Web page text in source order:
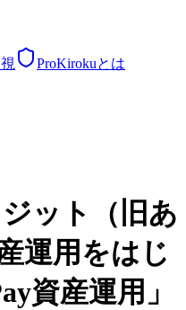
ProKirokuとは
ット（旧あ
運用をはじ
資産運用」